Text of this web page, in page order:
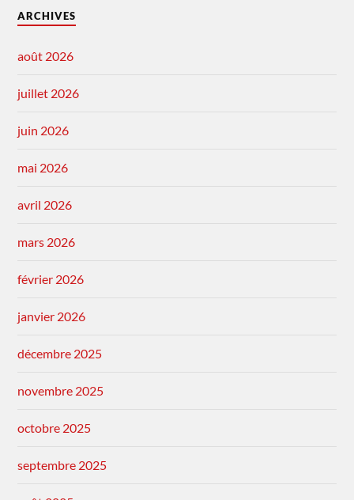
ARCHIVES
août 2026
juillet 2026
juin 2026
mai 2026
avril 2026
mars 2026
février 2026
janvier 2026
décembre 2025
novembre 2025
octobre 2025
septembre 2025